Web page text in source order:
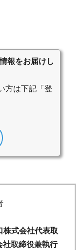
報をお届けし
方は下記「登
株式会社代表取
社取締役兼執行